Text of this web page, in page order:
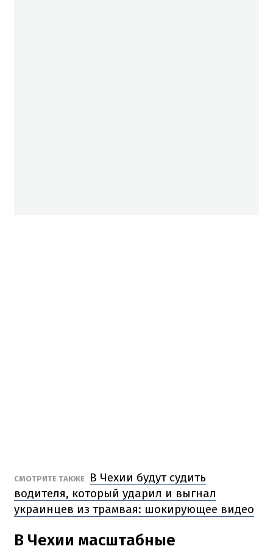
СМОТРИТЕ ТАКЖЕ
В Чехии будут судить
водителя, который ударил и выгнал
украинцев из трамвая: шокирующее видео
В Чехии масштабные